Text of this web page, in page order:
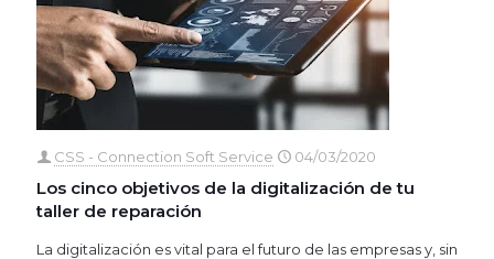
CSS - Connection Soft Service 04/03/2020
Los cinco objetivos de la digitalización de tu
taller de reparación
La digitalización es vital para el futuro de las empresas y, sin